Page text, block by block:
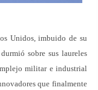
Unidos, imbuido de su
sobre sus laureles
militar e industrial
que finalmente